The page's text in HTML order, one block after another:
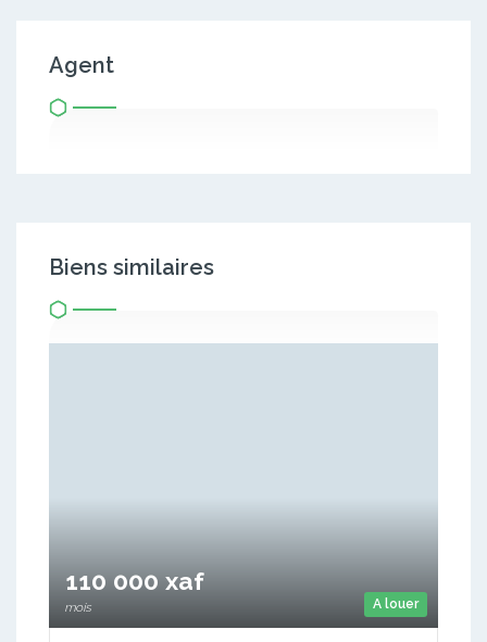
Agent
Biens similaires
A louer
110 000 xaf
mois